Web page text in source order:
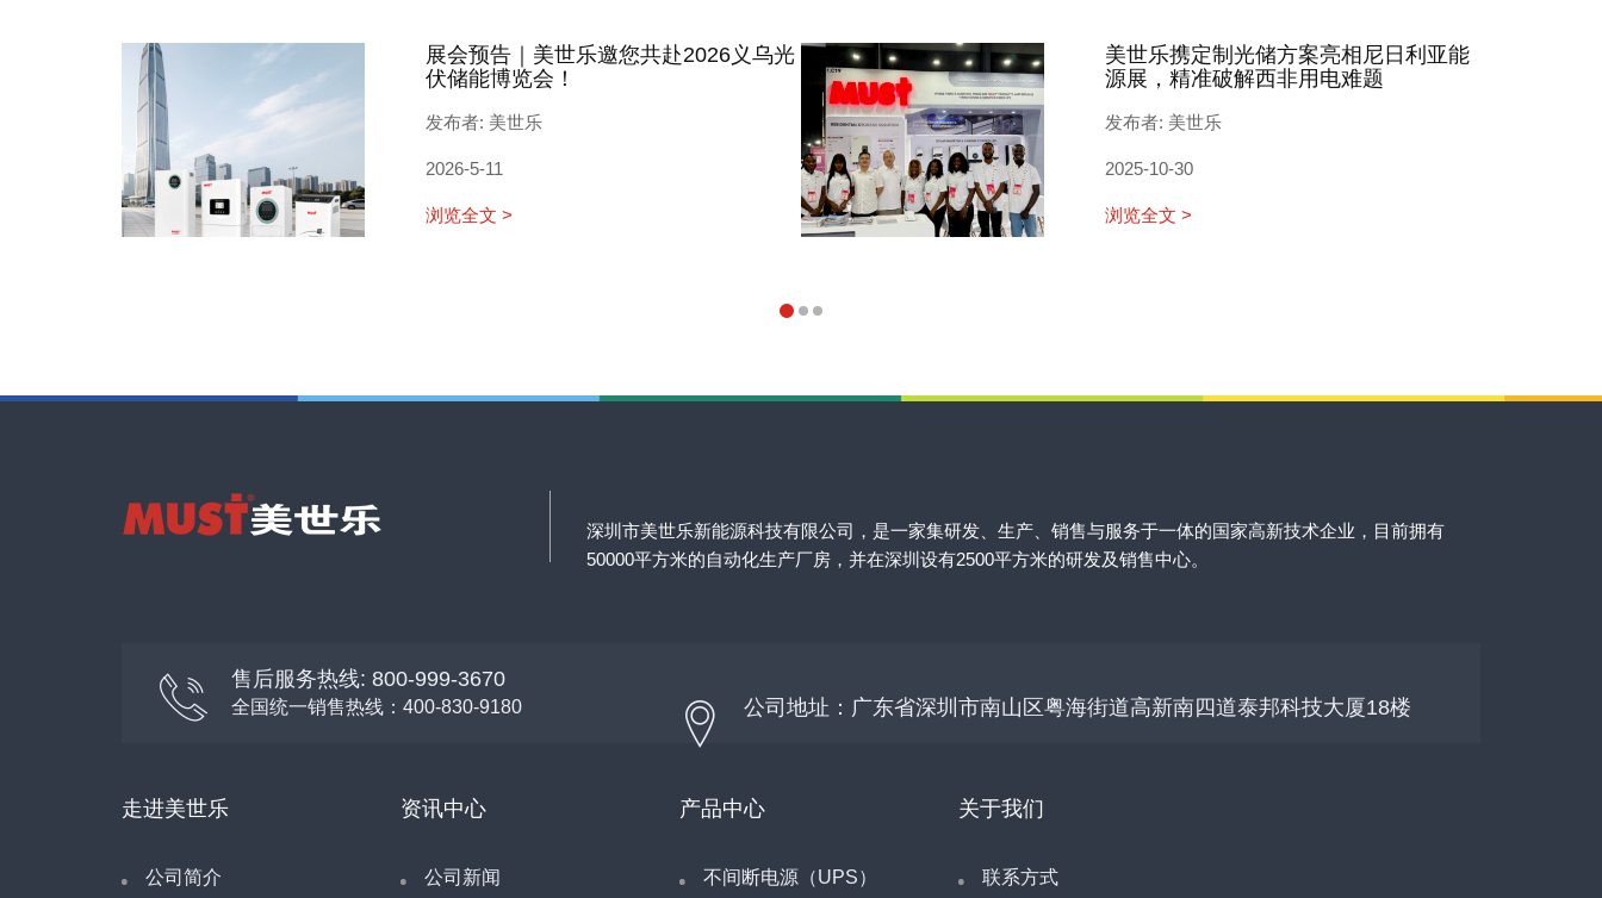
展会预告｜美世乐邀您共赴2026义乌光
伏储能博览会！
发布者: 美世乐
2026-5-11
浏览全文 >
美世乐携定制光储方案亮相尼日利亚能
源展，精准破解西非用电难题
发布者: 美世乐
2025-10-30
浏览全文 >
深圳市美世乐新能源科技有限公司，是一家集研发、生产、销售与服务于一体的国家高新技术企业，目前拥有
50000平方米的自动化生产厂房，并在深圳设有2500平方米的研发及销售中心。
售后服务热线: 800-999-3670
全国统一销售热线：400-830-9180 公司地址：广东省深圳市南山区粤海街道高新南四道泰邦科技大厦18楼
走进美世乐
公司简介
资讯中心
公司新闻
产品中心
不间断电源（UPS）
关于我们
联系方式